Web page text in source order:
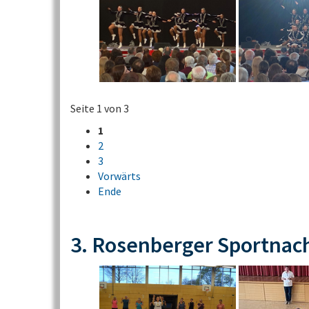
Seite 1 von 3
1
2
3
Vorwärts
Ende
3. Rosenberger